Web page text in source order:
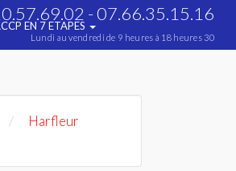
EN 7 ETAPES
- 07.66.35.15.16
Lundi au vendredi de 9 heures à 18 heures 30
Harfleur